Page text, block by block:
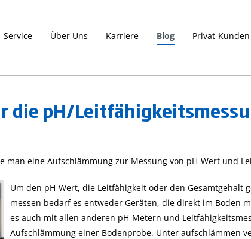
Service Über Uns Karriere Blog Privat-Kunden
Tipps
27. April 2023
pH-Wert, Agrar und
Gartenbau, Leitfähigkeit,
Gro Line
Die Gro Line-Serie fast
27. April
Anwendungen
Leitfähigkeit
die pH/
man eine Aufschlämmung zur Messung von pH-Wert und
Um den pH-Wert, die Leitfähigkeit oder den Gesamtgehalt
messen bedarf es entweder Geräten, die direkt im Boden
es auch mit allen anderen pH-Metern und
Aufschlämmung einer Bodenprobe. Unter aufschlämmen